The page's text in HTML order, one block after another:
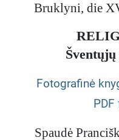
Bruklyni, die
Fotografinė
Spaudė